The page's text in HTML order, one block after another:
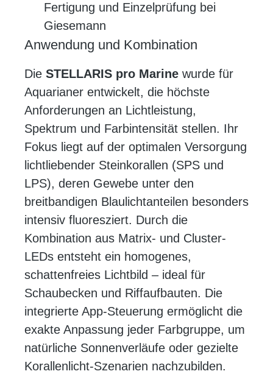
Fertigung und Einzelprüfung bei
Giesemann
Anwendung und Kombination
Die STELLARIS pro Marine wurde für
Aquarianer entwickelt, die höchste
Anforderungen an Lichtleistung,
Spektrum und Farbintensität stellen. Ihr
Fokus liegt auf der optimalen Versorgung
lichtliebender Steinkorallen (SPS und
LPS), deren Gewebe unter den
breitbandigen Blaulichtanteilen besonders
intensiv fluoresziert. Durch die
Kombination aus Matrix- und Cluster-
LEDs entsteht ein homogenes,
schattenfreies Lichtbild – ideal für
Schaubecken und Riffaufbauten. Die
integrierte App-Steuerung ermöglicht die
exakte Anpassung jeder Farbgruppe, um
natürliche Sonnenverläufe oder gezielte
Korallenlicht-Szenarien nachzubilden.